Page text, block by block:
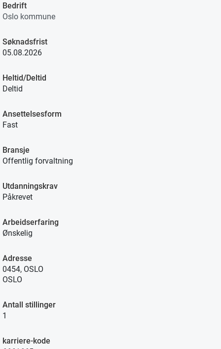
Bedrift
Oslo kommune
Søknadsfrist
05.08.2026
Heltid/Deltid
Deltid
Ansettelsesform
Fast
Bransje
Offentlig forvaltning
Utdanningskrav
Påkrevet
Arbeidserfaring
Ønskelig
Adresse
0454, OSLO
OSLO
Antall stillinger
1
karriere-kode